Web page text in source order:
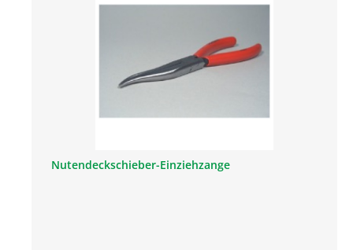
Nutendeckschieber-Einziehzange